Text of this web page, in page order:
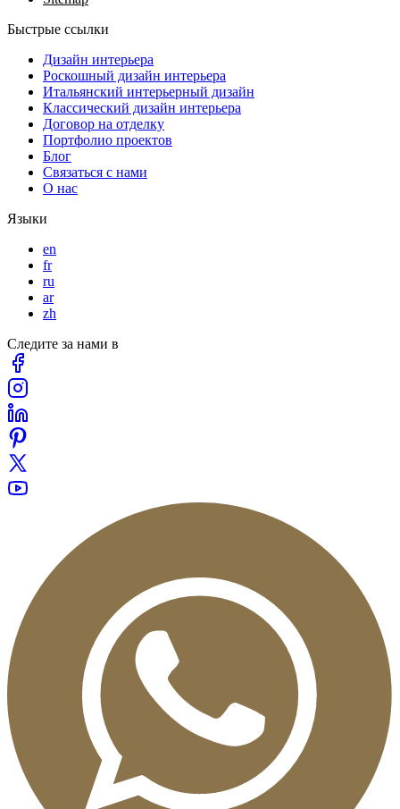
Быстрые ссылки
Дизайн интерьера
Роскошный дизайн интерьера
Итальянский интерьерный дизайн
Классический дизайн интерьера
Договор на отделку
Портфолио проектов
Блог
Связаться с нами
О нас
Языки
en
fr
ru
ar
zh
Следите за нами в